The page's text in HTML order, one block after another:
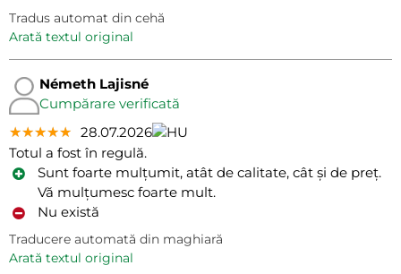
Tradus automat din cehă
arată textul original
Németh Lajisné
Cumpărare verificată
★★★★★
★★★★★
★★★★★ 28.07.2026
Totul a fost în regulă.
Sunt foarte mulțumit, atât de calitate, cât și de preț.
Vă mulțumesc foarte mult.
Nu există
Traducere automată din maghiară
arată textul original